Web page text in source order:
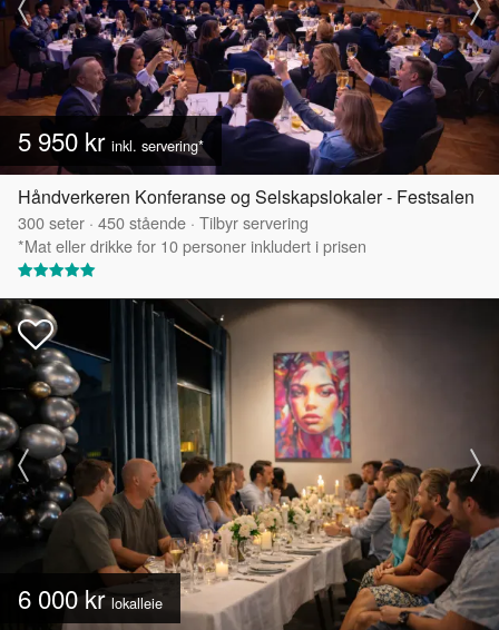
5 950 kr inkl. servering*
Håndverkeren Konferanse og Selskapslokaler - Festsalen
300seter · 450stående · Tilbyr servering
*Mat eller drikke for 10 personer inkludert i prisen
6 000 kr lokalleie